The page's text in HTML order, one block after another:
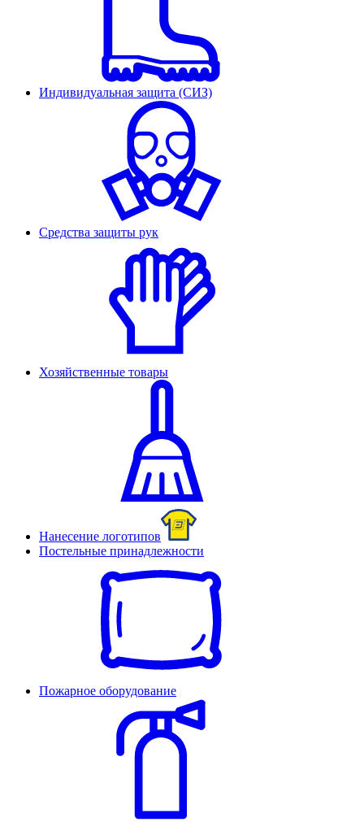
Индивидуальная защита (СИЗ)
Средства защиты рук
Хозяйственные товары
Нанесение логотипов
Постельные принадлежности
Пожарное оборудование